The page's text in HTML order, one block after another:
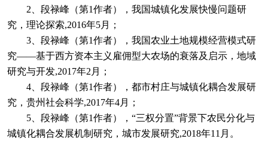
2、段禄峰（第1作者），我国城镇化发展快慢问题研
究，理论探索,2016年5月；
3、段禄峰（第1作者），我国农业土地规模经营模式研
究——基于西方资本主义雇佣型大农场的衰落及启示，地域
研究与开发,2017年2月；
4、段禄峰（第1作者），都市村庄与城镇化耦合发展研
究，贵州社会科学,2017年4月；
5、段禄峰（第1作者），“三权分置”背景下农民分化与
城镇化耦合发展机制研究，城市发展研究,2018年11月。